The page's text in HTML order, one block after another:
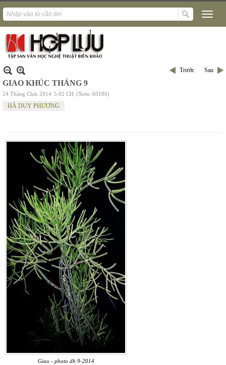
Trước Sau
GIAO KHÚC THÁNG 9
24 Tháng Chín 2014 5:02 CH (Xem: 60186)
HÀ DUY PHƯƠNG
Giao - photo dh 9-2014